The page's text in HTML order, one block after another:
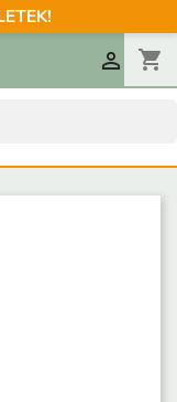
shopping_cart
